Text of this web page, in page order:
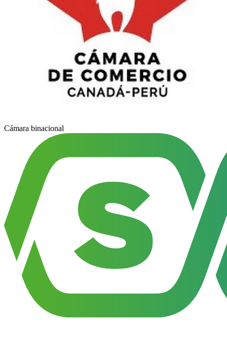
Cámara binacional